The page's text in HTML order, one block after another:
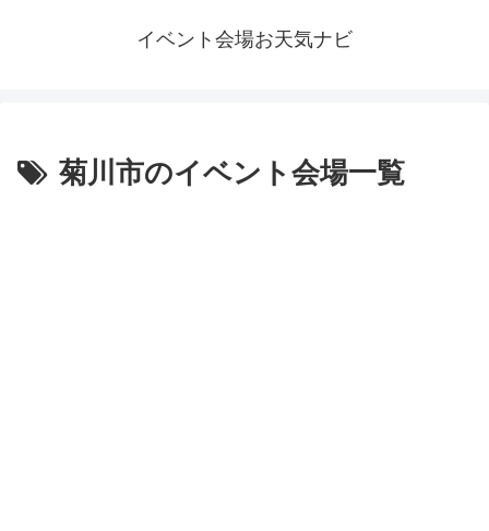
イベント会場お天気ナビ
菊川市のイベント会場一覧